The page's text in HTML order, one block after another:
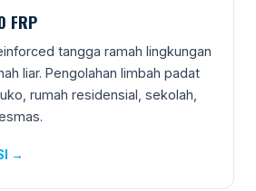
FRP
tangga ramah lingkungan
liar. Pengolahan limbah padat
rumah residensial, sekolah,
→